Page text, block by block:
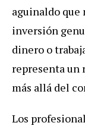
aguinaldo que
inversión
dinero o
representa un
más allá del
Los